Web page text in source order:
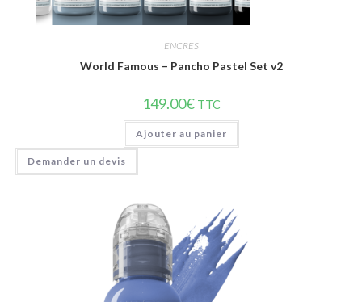
ENCRES
World Famous – Pancho Pastel Set v2
149.00€ TTC
Ajouter au panier
Demander un devis